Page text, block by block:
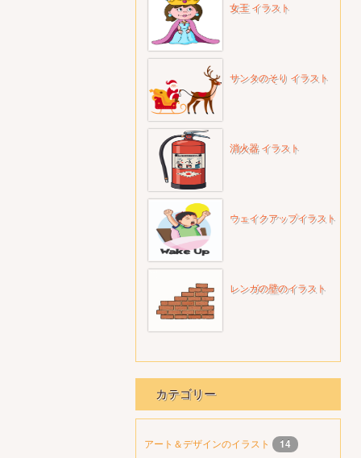
女王 イラスト
サンタのそり イラスト
消火器 イラスト
ウェイクアップイラスト
レンガの壁のイラスト
カテゴリー
アート＆デザインのイラスト 14